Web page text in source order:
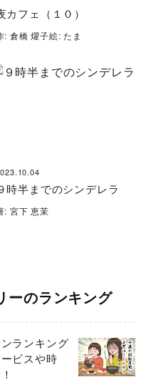
カフェ（１０）
: 倉橋 燿子絵: たま
時半までのシンデレラ
: 宮下 恵茉
ーのランキング
ランキング
ビスや時